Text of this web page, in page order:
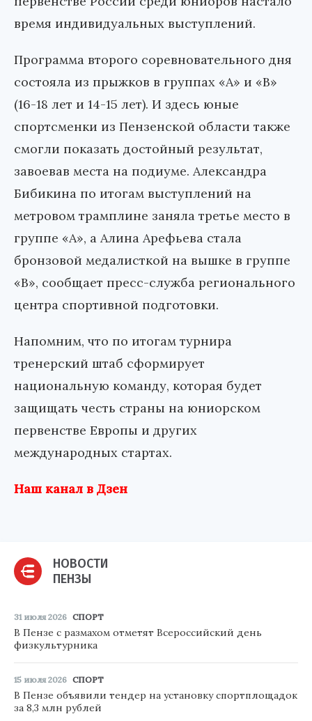
время индивидуальных выступлений.
Программа второго соревновательного дня
состояла из прыжков в группах «А» и «В»
(16-18 лет и 14-15 лет). И здесь юные
спортсменки из Пензенской области также
смогли показать достойный результат,
завоевав места на подиуме. Александра
Бибикина по итогам выступлений на
метровом трамплине заняла третье место в
группе «А», а Алина Арефьева стала
бронзовой медалисткой на вышке в группе
«В», сообщает пресс-служба регионального
центра спортивной подготовки.
Напомним, что по итогам турнира
тренерский штаб сформирует
национальную команду, которая будет
защищать честь страны на юниорском
первенстве Европы и других
международных стартах.
Наш канал в Дзен
НОВОСТИ
ПЕНЗЫ
31 июля 2026 СПОРТ
В Пензе с размахом отметят Всероссийский день
физкультурника
15 июля 2026 СПОРТ
В Пензе объявили тендер на установку спортплощадок
за 8,3 млн рублей